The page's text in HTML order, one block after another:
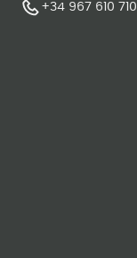
+34 967 610 710